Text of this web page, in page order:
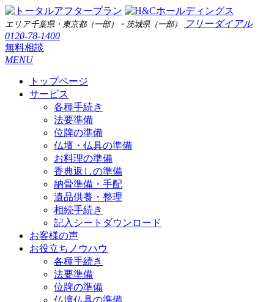
エリア千葉県・東京都（一部）・茨城県（一部）
フリーダイアル
0120-78-1400
無料相談
MENU
トップページ
サービス
各種手続き
法要準備
位牌の準備
仏壇・仏具の準備
お料理の準備
香典返しの準備
納骨準備・手配
遺品供養・整理
相続手続き
記入シートダウンロード
お客様の声
お役立ちノウハウ
各種手続き
法要準備
位牌の準備
仏壇仏具の準備